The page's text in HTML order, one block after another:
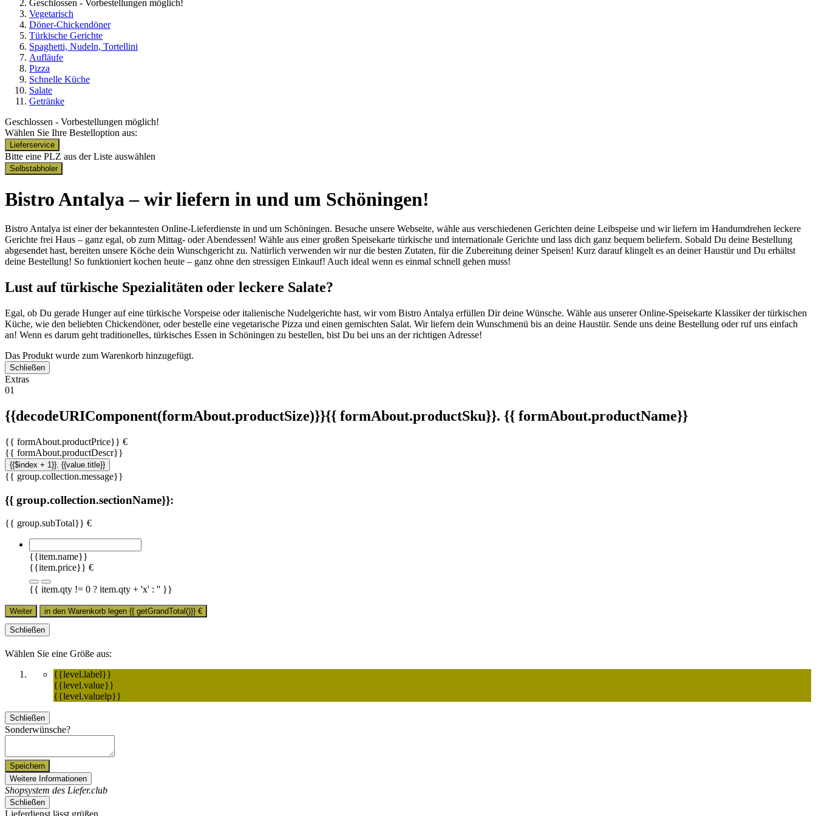
Geschlossen - Vorbestellungen möglich!
Vegetarisch
Döner-Chickendöner
Türkische Gerichte
Spaghetti, Nudeln, Tortellini
Aufläufe
Pizza
Schnelle Küche
Salate
Getränke
Geschlossen - Vorbestellungen möglich!
Wählen Sie Ihre Bestelloption aus:
Lieferservice
Bitte eine PLZ aus der Liste auswählen
Selbstabholer
Bistro Antalya – wir liefern in und um Schöningen!
Bistro Antalya ist einer der bekanntesten Online-Lieferdienste in und um Schöningen. Besuche unsere Webseite, wähle aus verschiedenen Gerichten deine Leibspeise und wir liefern im Handumdrehen leckere
Gerichte frei Haus – ganz egal, ob zum Mittag- oder Abendessen! Wähle aus einer großen Speisekarte türkische und internationale Gerichte und lass dich ganz bequem beliefern. Sobald Du deine Bestellung
abgesendet hast, bereiten unsere Köche dein Wunschgericht zu. Natürlich verwenden wir nur die besten Zutaten, für die Zubereitung deiner Speisen! Kurz darauf klingelt es an deiner Haustür und Du erhältst
deine Bestellung! So funktioniert kochen heute – ganz ohne den stressigen Einkauf! Auch ideal wenn es einmal schnell gehen muss!
Lust auf türkische Spezialitäten oder leckere Salate?
Egal, ob Du gerade Hunger auf eine türkische Vorspeise oder italienische Nudelgerichte hast, wir vom Bistro Antalya erfüllen Dir deine Wünsche. Wähle aus unserer Online-Speisekarte Klassiker der türkischen
Küche, wie den beliebten Chickendöner, oder bestelle eine vegetarische Pizza und einen gemischten Salat. Wir liefern dein Wunschmenü bis an deine Haustür. Sende uns deine Bestellung oder ruf uns einfach
an! Wenn es darum geht traditionelles, türkisches Essen in Schöningen zu bestellen, bist Du bei uns an der richtigen Adresse!
Das Produkt wurde zum Warenkorb hinzugefügt.
Schließen
Extras
01
{{decodeURIComponent(formAbout.productSize)}}{{ formAbout.productSku}}. {{ formAbout.productName}}
{{ formAbout.productPrice}} €
{{ formAbout.productDescr}}
{{$index + 1}}. {{value.title}}
{{ group.collection.message}}
{{ group.collection.sectionName}}:
{{ group.subTotal}} €
{{item.name}}
{{item.price}} €
{{ item.qty != 0 ? item.qty + 'x' : '' }}
Weiter in den Warenkorb legen {{ getGrandTotal()}} €
Schließen
Wählen Sie eine Größe aus:
{{level.label}}
{{level.value}}
{{level.valuelp}}
Schließen
Sonderwünsche?
Speichern
Weitere Informationen
Shopsystem des Liefer.club
Schließen